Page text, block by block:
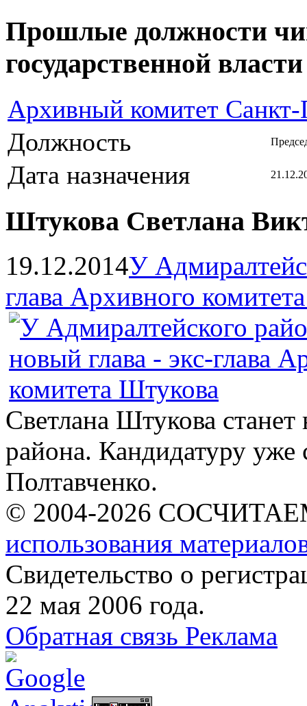
Прошлые должности
государственной
Архивный комитет Санкт-
Должность
Дата назначения
Штукова Светлана
19.12.2014У
глава Архивного
Светлана Штукова
района. Кандидатуру уже
Полтавченко.
© 2004-2026
использования
Свидетельство о
22 мая 2006 года.
Обратная связь Реклама